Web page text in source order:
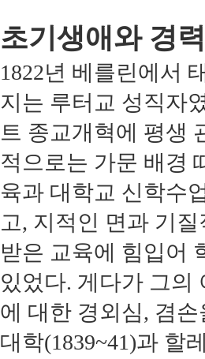
초기생애와 경력
1822년 베를린에서
지는 루터교 성직자
트 종교개혁에 평생
적으로는 가문 배경
육과 대학교 신학수
고, 지적인 면과 기
받은 교육에 힘입어
있었다. 게다가 그의
에 대한 경외심, 겸
대학(1839~41)과 할